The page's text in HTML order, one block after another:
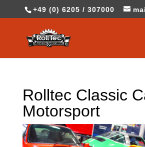
+49 (0) 6205 / 307000
Rolltec Classic
Motorsport